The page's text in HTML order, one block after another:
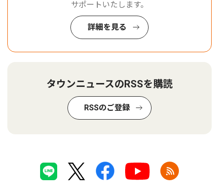
サポートいたします。
詳細を見る
タウンニュースのRSSを購読
RSSのご登録